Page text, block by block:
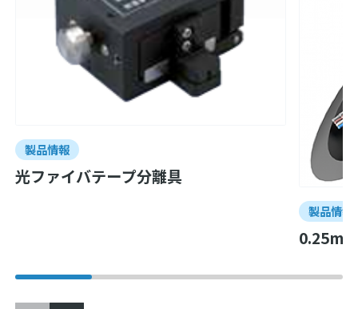
製品情報
光ファイバテープ分離具
製品情報